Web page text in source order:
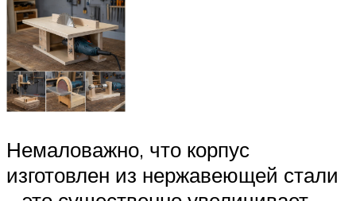
Немаловажно, что корпус
изготовлен из нержавеющей стали